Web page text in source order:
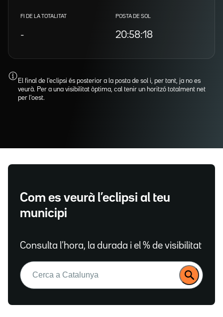
FI DE LA TOTALITAT
-
POSTA DE SOL
20:58:18
El final de l'eclipsi és posterior a la posta de sol i, per tant, ja no es
veurà. Per a una visibilitat òptima, cal tenir un horitzó totalment net
per l'oest.
Com es veurà l’eclipsi al teu
municipi
Consulta l’hora, la durada i el % de visibilitat
Buscar: